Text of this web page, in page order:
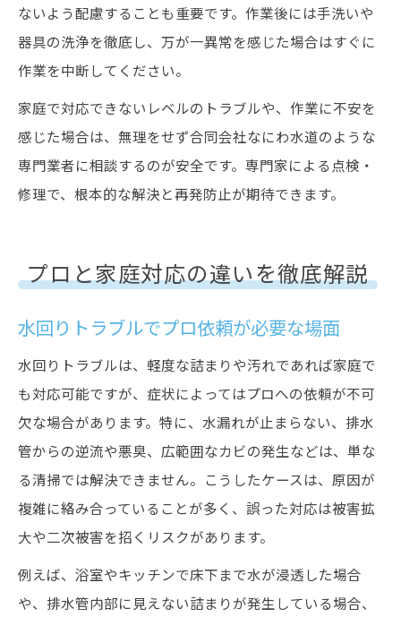
ないよう配慮することも重要です。作業後には手洗いや
器具の洗浄を徹底し、万が一異常を感じた場合はすぐに
作業を中断してください。
家庭で対応できないレベルのトラブルや、作業に不安を
感じた場合は、無理をせず合同会社なにわ水道のような
専門業者に相談するのが安全です。専門家による点検・
修理で、根本的な解決と再発防止が期待できます。
プロと家庭対応の違いを徹底解説
水回りトラブルでプロ依頼が必要な場面
水回りトラブルは、軽度な詰まりや汚れであれば家庭で
も対応可能ですが、症状によってはプロへの依頼が不可
欠な場合があります。特に、水漏れが止まらない、排水
管からの逆流や悪臭、広範囲なカビの発生などは、単な
る清掃では解決できません。こうしたケースは、原因が
複雑に絡み合っていることが多く、誤った対応は被害拡
大や二次被害を招くリスクがあります。
例えば、浴室やキッチンで床下まで水が浸透した場合
や、排水管内部に見えない詰まりが発生している場合、